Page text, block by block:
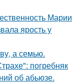
Марии
ярость у
а семью.
погребняк
об абьюзе.